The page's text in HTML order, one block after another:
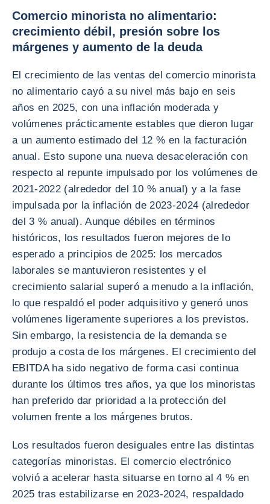
Comercio minorista no alimentario:
crecimiento débil, presión sobre los
márgenes y aumento de la deuda
El crecimiento de las ventas del comercio minorista
no alimentario cayó a su nivel más bajo en seis
años en 2025, con una inflación moderada y
volúmenes prácticamente estables que dieron lugar
a un aumento estimado del 12 % en la facturación
anual. Esto supone una nueva desaceleración con
respecto al repunte impulsado por los volúmenes de
2021-2022 (alrededor del 10 % anual) y a la fase
impulsada por la inflación de 2023-2024 (alrededor
del 3 % anual). Aunque débiles en términos
históricos, los resultados fueron mejores de lo
esperado a principios de 2025: los mercados
laborales se mantuvieron resistentes y el
crecimiento salarial superó a menudo a la inflación,
lo que respaldó el poder adquisitivo y generó unos
volúmenes ligeramente superiores a los previstos.
Sin embargo, la resistencia de la demanda se
produjo a costa de los márgenes. El crecimiento del
EBITDA ha sido negativo de forma casi continua
durante los últimos tres años, ya que los minoristas
han preferido dar prioridad a la protección del
volumen frente a los márgenes brutos.
Los resultados fueron desiguales entre las distintas
categorías minoristas. El comercio electrónico
volvió a acelerar hasta situarse en torno al 4 % en
2025 tras estabilizarse en 2023-2024, respaldado